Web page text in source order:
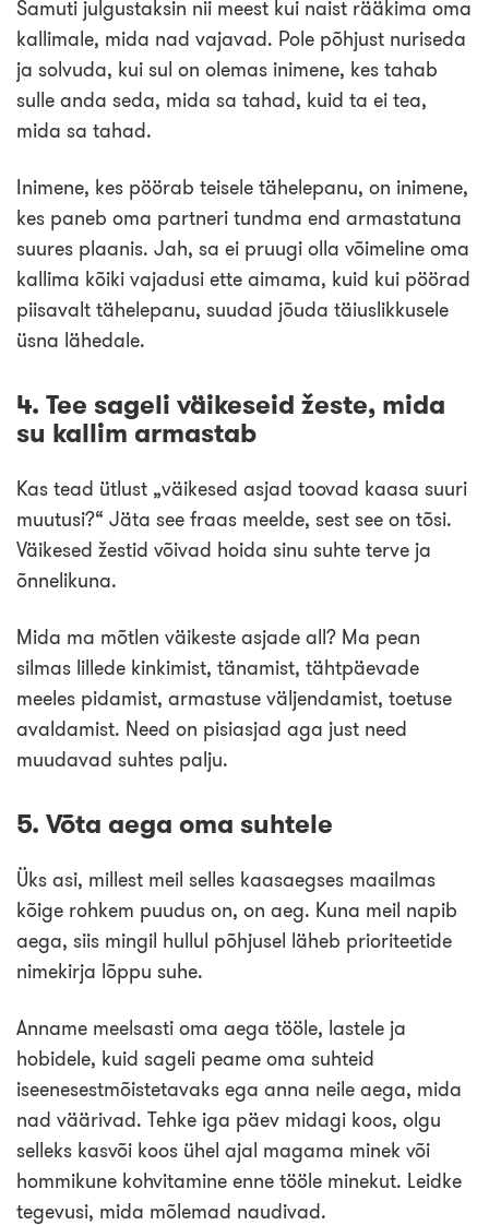
Samuti julgustaksin nii meest kui naist rääkima oma
kallimale, mida nad vajavad. Pole põhjust nuriseda
ja solvuda, kui sul on olemas inimene, kes tahab
sulle anda seda, mida sa tahad, kuid ta ei tea,
mida sa tahad.
Inimene, kes pöörab teisele tähelepanu, on inimene,
kes paneb oma partneri tundma end armastatuna
suures plaanis. Jah, sa ei pruugi olla võimeline oma
kallima kõiki vajadusi ette aimama, kuid kui pöörad
piisavalt tähelepanu, suudad jõuda täiuslikkusele
üsna lähedale.
4. Tee sageli väikeseid žeste, mida
su kallim armastab
Kas tead ütlust „väikesed asjad toovad kaasa suuri
muutusi?“ Jäta see fraas meelde, sest see on tõsi.
Väikesed žestid võivad hoida sinu suhte terve ja
õnnelikuna.
Mida ma mõtlen väikeste asjade all? Ma pean
silmas lillede kinkimist, tänamist, tähtpäevade
meeles pidamist, armastuse väljendamist, toetuse
avaldamist. Need on pisiasjad aga just need
muudavad suhtes palju.
5. Võta aega oma suhtele
Üks asi, millest meil selles kaasaegses maailmas
kõige rohkem puudus on, on aeg. Kuna meil napib
aega, siis mingil hullul põhjusel läheb prioriteetide
nimekirja lõppu suhe.
Anname meelsasti oma aega tööle, lastele ja
hobidele, kuid sageli peame oma suhteid
iseenesestmõistetavaks ega anna neile aega, mida
nad väärivad. Tehke iga päev midagi koos, olgu
selleks kasvõi koos ühel ajal magama minek või
hommikune kohvitamine enne tööle minekut. Leidke
tegevusi, mida mõlemad naudivad.